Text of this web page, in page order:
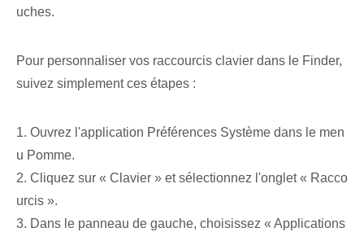
uches.
Pour personnaliser vos raccourcis clavier dans le Finder,
suivez simplement ces étapes :
1. Ouvrez l'application Préférences Système dans le men
u Pomme.
2. Cliquez sur « Clavier » et sélectionnez l'onglet « Racco
urcis ».
3. Dans le panneau de gauche, choisissez « Applications